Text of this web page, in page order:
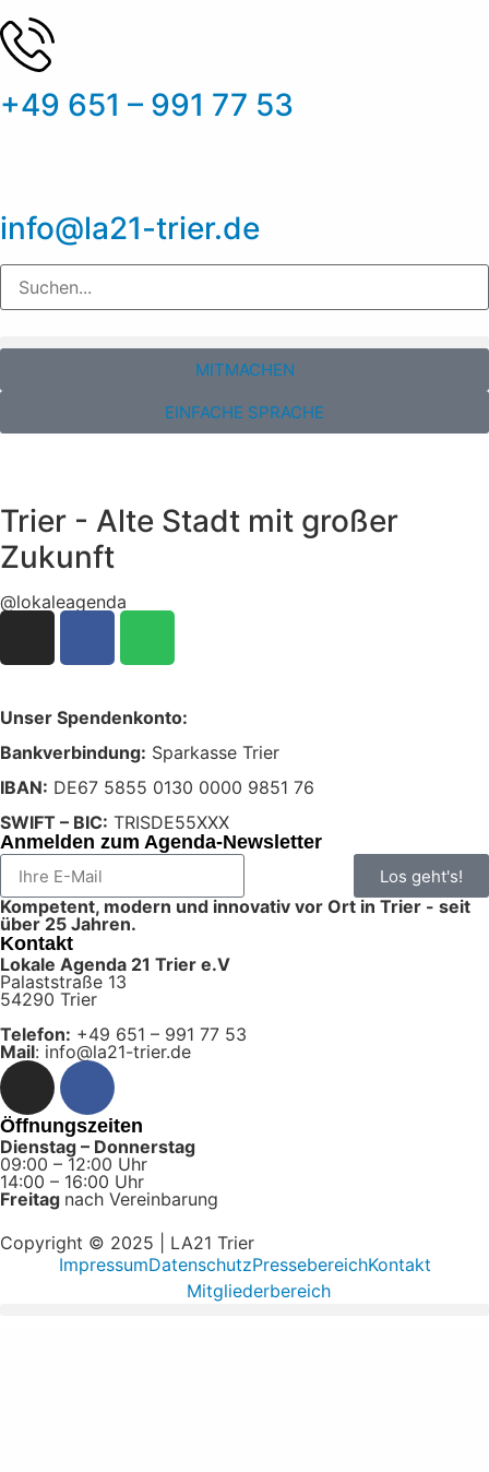
+49 651 – 991 77 53
info@la21-trier.de
MITMACHEN
EINFACHE SPRACHE
Trier - Alte Stadt mit großer
Zukunft
@lokaleagenda
Unser Spendenkonto:
Bankverbindung: Sparkasse Trier
IBAN: DE67 5855 0130 0000 9851 76
SWIFT – BIC: TRISDE55XXX
Anmelden zum Agenda-Newsletter
Los geht's!
Kompetent, modern und innovativ vor Ort in Trier - seit
über 25 Jahren.
Kontakt
Lokale Agenda 21 Trier e.V
Palaststraße 13
54290 Trier
Telefon: +49 651 – 991 77 53
Mail: info@la21-trier.de
Öffnungszeiten
Dienstag – Donnerstag
09:00 – 12:00 Uhr
14:00 – 16:00 Uhr
Freitag nach Vereinbarung
Copyright © 2025 | LA21 Trier
ImpressumDatenschutzPressebereichKontakt
Mitgliederbereich